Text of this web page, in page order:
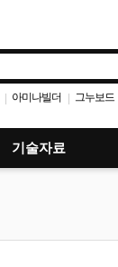
| 아미나빌더 | 그누보드
기술자료